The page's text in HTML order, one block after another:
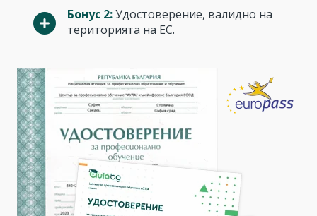
Бонус 2:Удостоверение, валидно на
територията на ЕС.